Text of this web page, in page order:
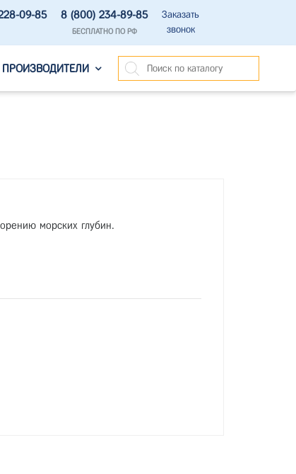
09-85 8 (800) 234-89-85
БЕСПЛАТНО ПО РФ
Заказать
звонок
ПРОИЗВОДИТЕЛИ
морских глубин.